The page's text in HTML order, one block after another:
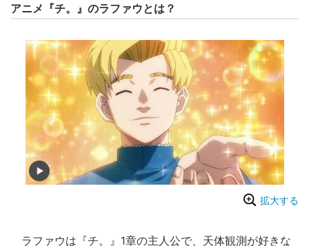
アニメ『チ。』のラファウとは？
拡大する
ラファウは『チ。』1章の主人公で、天体観測が好きな